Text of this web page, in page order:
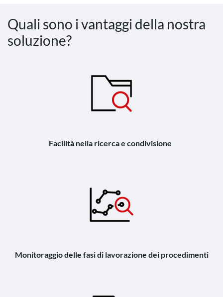
Quali sono i vantaggi della nostra
soluzione?
Facilità nella ricerca e condivisione
Monitoraggio delle fasi di lavorazione dei procedimenti